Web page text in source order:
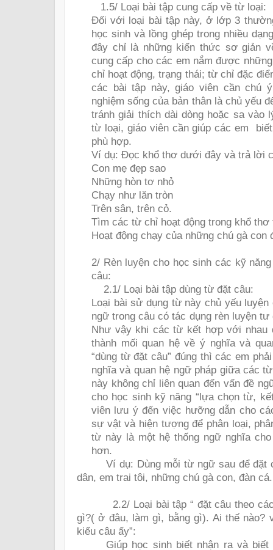
1.5/ Loại bài tập cung cấp về từ loại:
Đối với loại bài tập này, ở lớp 3
học sinh và lồng ghép trong nhiều
đây chỉ là những kiến thức sơ giản
cung cấp cho các em nắm được
chỉ hoạt động, trạng thái; từ chỉ đặc
các bài tập này, giáo viên cần chú
nghiệm sống của bản thân là chủ yếu
tránh giải thích dài dòng hoặc sa vào
từ loại, giáo viên cần giúp các em
phù hợp.
Ví dụ: Đọc khổ thơ dưới đây và trả lời
Con mẹ đẹp sao
Những hòn tơ nhỏ
Chạy như lăn tròn
Trên sân, trên cỏ.
Tìm các từ chỉ hoạt động trong khổ thơ
Hoạt động chạy của những chú gà
2/ Rèn luyện cho học sinh các kỹ
câu:
2.1/ Loại bài tập dùng từ đặt câu:
Loại bài sử dụng từ này chủ yếu
ngữ trong câu có tác dụng rèn luyện
Như vậy khi các từ kết hợp với nhau
thành mối quan hệ về ý nghĩa và
“dùng từ đặt câu” đúng thì các em
nghĩa và quan hệ ngữ pháp giữa các
này không chỉ liên quan đến vấn đề
cho học sinh kỹ năng “lựa chọn từ,
viên lưu ý đến việc hưỡng dẫn cho
sự vật và hiện tượng để phân loại,
từ này là một hệ thống ngữ nghĩa
hơn.
Ví dụ: Dùng mỗi từ ngữ sau để đặt
dân, em trai tôi, những chú gà con, đàn cá.
2.2/ Loại bài tập “ đặt câu theo
gì?( ở đâu, làm gì, bằng gì). Ai thế nào?
kiểu câu ấy”:
Giúp học sinh biết nhận ra và